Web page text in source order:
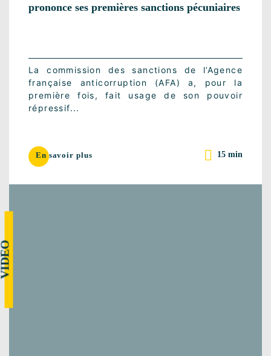
prononce ses premières sanctions pécuniaires
La commission des sanctions de l’Agence
française anticorruption (AFA) a, pour la
première fois, fait usage de son pouvoir
répressif...
En savoir plus 15 min